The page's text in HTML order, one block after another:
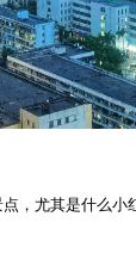
，尤其是什么